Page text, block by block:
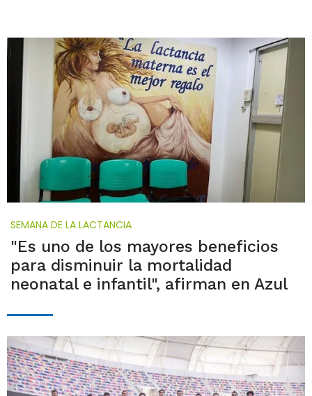
SEMANA DE LA LACTANCIA
"Es uno de los mayores beneficios
para disminuir la mortalidad
neonatal e infantil", afirman en Azul